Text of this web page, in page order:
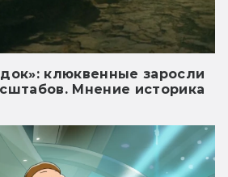
клюквенные заросли
Мнение историка